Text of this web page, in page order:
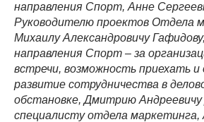
направления Спорт, Анне
Руководителю проектов Отдела
Михаилу Александровичу
направления Спорт – за
встречи, возможность приехать и
развитие сотрудничества в
обстановке, Дмитрию Андреевичу
специалисту отдела